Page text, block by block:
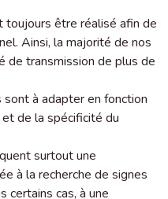
toujours être réalisé afin de
Ainsi, la majorité de nos
de transmission de plus de
à adapter en fonction
de la spécificité du
surtout une
à la recherche de signes
certains cas, à une